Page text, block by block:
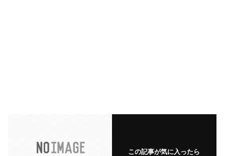
この記事が気に入ったら